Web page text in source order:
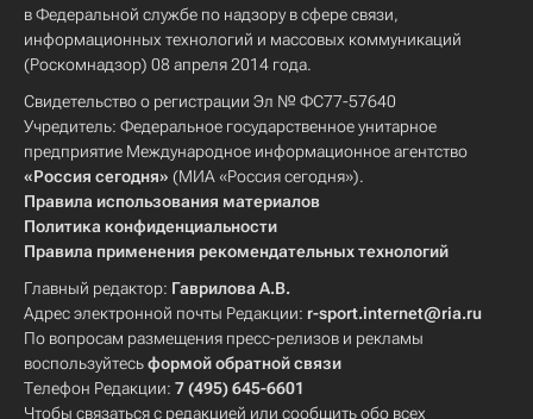
в Федеральной службе по надзору в сфере связи,
информационных технологий и массовых коммуникаций
(Роскомнадзор) 08 апреля 2014 года.
Свидетельство о регистрации Эл № ФС77-57640
Учредитель: Федеральное государственное унитарное
предприятие Международное информационное агентство
«Россия сегодня» (МИА «Россия сегодня»).
Правила использования материалов
Политика конфиденциальности
Правила применения рекомендательных технологий
Главный редактор: Гаврилова А.В.
Адрес электронной почты Редакции: r-sport.internet@ria.ru
По вопросам размещения пресс-релизов и рекламы
воспользуйтесьформой обратной связи
Телефон Редакции: 7 (495) 645-6601
Чтобы связаться с редакцией или сообщить обо всех